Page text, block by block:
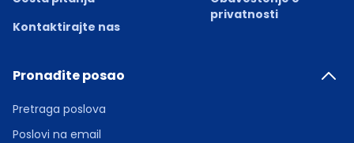
Kontaktirajte nas
privatnosti
Pronađite posao
Pretraga poslova
Poslovi na email